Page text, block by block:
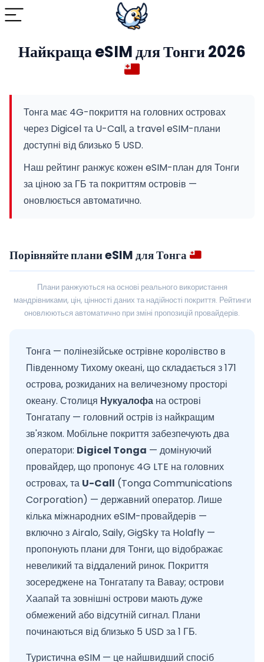
Найкраща eSIM для Тонги 2026
Тонга має 4G-покриття на головних островах
через Digicel та U-Call, а travel eSIM-плани
доступні від близько 5 USD.
Наш рейтинг ранжує кожен eSIM-план для Тонги
за ціною за ГБ та покриттям островів —
оновлюється автоматично.
Порівняйте плани eSIM для Тонга
Плани ранжуються на основі реального використання
мандрівниками, цін, цінності даних та надійності покриття. Рейтинги
оновлюються автоматично при зміні пропозицій провайдерів.
Тонга — полінезійське острівне королівство в
Південному Тихому океані, що складається з 171
острова, розкиданих на величезному просторі
океану. Столиця Нукуалофа на острові
Тонгатапу — головний острів із найкращим
зв'язком. Мобільне покриття забезпечують два
оператори: Digicel Tonga — домінуючий
провайдер, що пропонує 4G LTE на головних
островах, та U-Call (Tonga Communications
Corporation) — державний оператор. Лише
кілька міжнародних eSIM-провайдерів —
включно з Airalo, Saily, GigSky та Holafly —
пропонують плани для Тонги, що відображає
невеликий та віддалений ринок. Покриття
зосереджене на Тонгатапу та Вавау; острови
Хаапай та зовнішні острови мають дуже
обмежений або відсутній сигнал. Плани
починаються від близько 5 USD за 1 ГБ.
Туристична eSIM — це найшвидший спосіб